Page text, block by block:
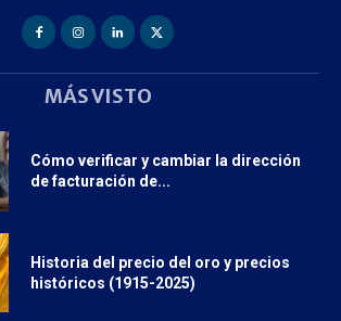
MÁS VISTO
Cómo verificar y cambiar la dirección
de facturación de...
Historia del precio del oro y precios
históricos (1915-2025)